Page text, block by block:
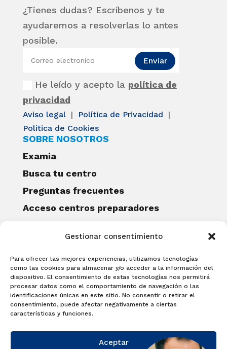
Gestionar consentimiento
Para ofrecer las mejores experiencias, utilizamos tecnologías
como las cookies para almacenar y/o acceder a la información del
dispositivo. El consentimiento de estas tecnologías nos permitirá
procesar datos como el comportamiento de navegación o las
identificaciones únicas en este sitio. No consentir o retirar el
consentimiento, puede afectar negativamente a ciertas
características y funciones.
Aceptar
¿Tienes dudas? Escríbenos y te
ayudaremos a resolverlas lo antes
posible.
He leído y acepto la política de
privacidad
Enviar
Aviso legal | Política de Privacidad
|
Política de Cookies
SOBRE NOSOTROS
Examia
Busca tu centro
Preguntas frecuentes
Acceso centros preparadores
Becas Examia
Contacto
CERTIFICACIONES
Linguaskill
Cambridge English Qualifications
EXAMÍNATE
Matricúlate con nosotros y obtén tu